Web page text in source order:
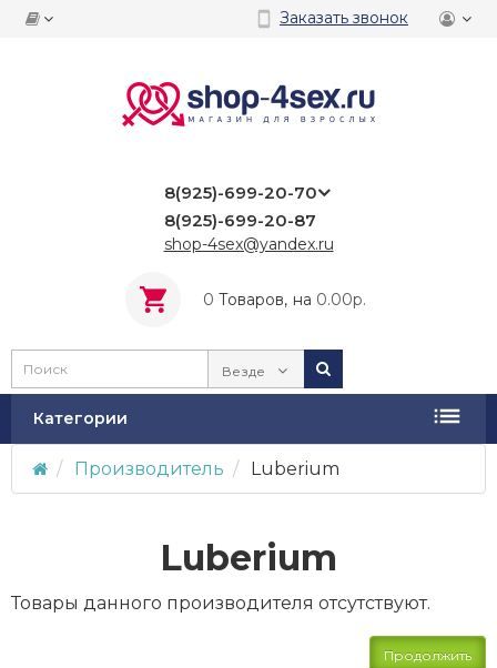
Заказать звонок
8(925)-699-20-70
8(925)-699-20-87
shop-4sex@yandex.ru
0 Tоваров, на 0.00р.
Везде
Категории
Производитель Luberium
Luberium
Товары данного производителя отсутствуют.
Продолжить